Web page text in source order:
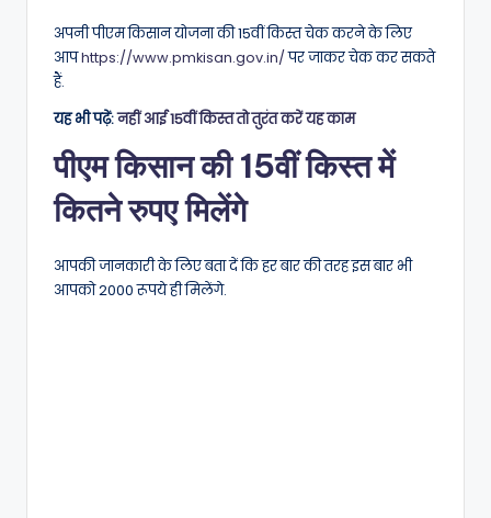
अपनी पीएम किसान योजना की 15वीं किस्त चेक करने के लिए
आपhttps://www.pmkisan.gov.in/पर जाकर चेक कर सकते
हैं.
यह भी पढ़ें:नहीं आई 15वीं किस्त तो तुरंत करें यह काम
पीएम किसान की 15वीं किस्त में
कितने रुपए मिलेंगे
आपकी जानकारी के लिए बता दें कि हर बार की तरह इस बार भी
आपको 2000 रूपये ही मिलेंगे.